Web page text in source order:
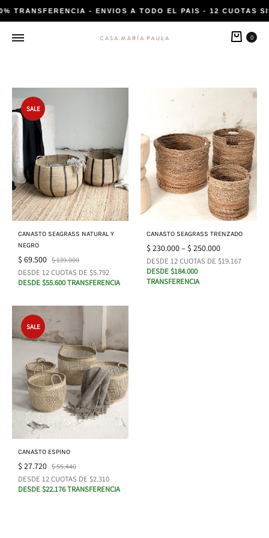
0
SALE
CANASTO SEAGRASS NATURAL Y
NEGRO
$ 69.500 $139.000
DESDE 12 CUOTAS DE $5.792
DESDE $55.600 TRANSFERENCIA
CANASTO SEAGRASS TRENZADO
$ 230.000– $ 250.000
DESDE 12 CUOTAS DE $19.167
DESDE $184.000
TRANSFERENCIA
SALE
CANASTO ESPINO
$ 27.720 $55.440
DESDE 12 CUOTAS DE $2.310
DESDE $22.176 TRANSFERENCIA
TRANSFERENCIA - ENVIOS A TODO EL PAIS - 12 CUOTAS